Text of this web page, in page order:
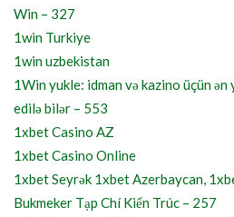
Win – 327
1win Turkiye
1win uzbekistan
1Win yukle: idman və kazino üçün ən
edilə bilər – 553
1xbet Casino AZ
1xbet Casino Online
1xbet Seyrək 1xbet Azerbaycan,
Bukmeker Tạp Chí Kiến Trúc – 257